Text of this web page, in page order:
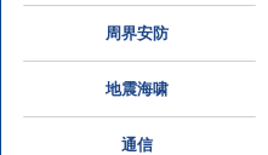
周界安防
地震海啸
通信